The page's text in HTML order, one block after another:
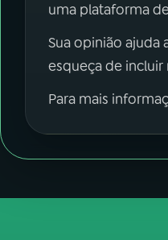
uma plataforma
Sua opinião ajuda
esqueça de
Para mais